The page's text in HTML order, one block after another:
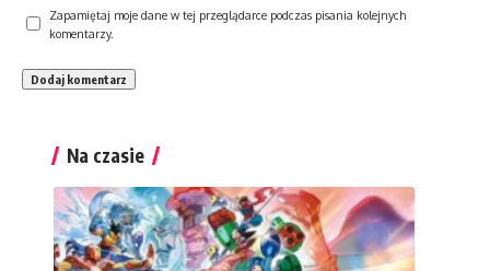
Zapamiętaj moje dane w tej przeglądarce podczas pisania kolejnych
komentarzy.
Na czasie